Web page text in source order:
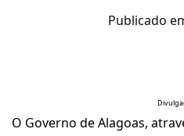
Publicado
O Governo de Alagoas,